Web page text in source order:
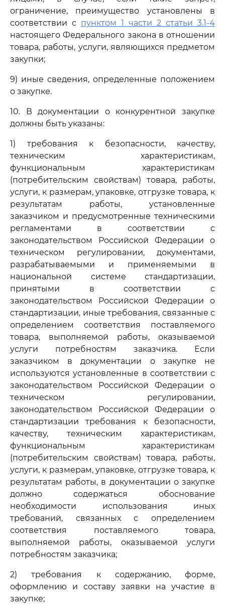
ограничение, преимущество установлены в
соответствии с пунктом 1 части 2 статьи 3.1-4
настоящего Федерального закона в отношении
товара, работы, услуги, являющихся предметом
закупки;
9) иные сведения, определенные положением
о закупке.
10. В документации о конкурентной закупке
должны быть указаны:
1) требования к безопасности, качеству,
техническим характеристикам,
функциональным характеристикам
(потребительским свойствам) товара, работы,
услуги, к размерам, упаковке, отгрузке товара, к
результатам работы, установленные
заказчиком и предусмотренные техническими
регламентами в соответствии с
законодательством Российской Федерации о
техническом регулировании, документами,
разрабатываемыми и применяемыми в
национальной системе стандартизации,
принятыми в соответствии с
законодательством Российской Федерации о
стандартизации, иные требования, связанные с
определением соответствия поставляемого
товара, выполняемой работы, оказываемой
услуги потребностям заказчика. Если
заказчиком в документации о закупке не
используются установленные в соответствии с
законодательством Российской Федерации о
техническом регулировании,
законодательством Российской Федерации о
стандартизации требования к безопасности,
качеству, техническим характеристикам,
функциональным характеристикам
(потребительским свойствам) товара, работы,
услуги, к размерам, упаковке, отгрузке товара, к
результатам работы, в документации о закупке
должно содержаться обоснование
необходимости использования иных
требований, связанных с определением
соответствия поставляемого товара,
выполняемой работы, оказываемой услуги
потребностям заказчика;
2) требования к содержанию, форме,
оформлению и составу заявки на участие в
закупке;